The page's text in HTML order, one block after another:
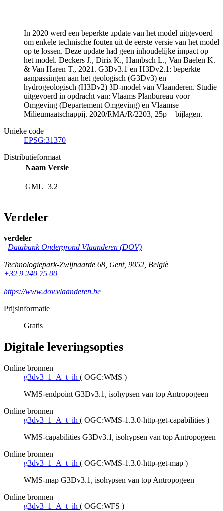
In 2020 werd een beperkte update van het model uitgevoerd
om enkele technische fouten uit de eerste versie van het model
op te lossen. Deze update had geen inhoudelijke impact op
het model. Deckers J., Dirix K., Hambsch L., Van Baelen K.
& Van Haren T., 2021. G3Dv3.1 en H3Dv2.1: beperkte
aanpassingen aan het geologisch (G3Dv3) en
hydrogeologisch (H3Dv2) 3D-model van Vlaanderen. Studie
uitgevoerd in opdracht van: Vlaams Planbureau voor
Omgeving (Departement Omgeving) en Vlaamse
Milieumaatschappij. 2020/RMA/R/2203, 25p + bijlagen.
Unieke code
EPSG:31370
Distributieformaat
Naam Versie
GML 3.2
Verdeler
verdeler
Databank Ondergrond Vlaanderen (DOV)
Technologiepark-Zwijnaarde 68, Gent, 9052, België
+32 9 240 75 00
https://www.dov.vlaanderen.be
Prijsinformatie
Gratis
Digitale leveringsopties
Online bronnen
g3dv3_1_A_t_ih ( OGC:WMS )
WMS-endpoint G3Dv3.1, isohypsen van top Antropogeen
Online bronnen
g3dv3_1_A_t_ih ( OGC:WMS-1.3.0-http-get-capabilities )
WMS-capabilities G3Dv3.1, isohypsen van top Antropogeen
Online bronnen
g3dv3_1_A_t_ih ( OGC:WMS-1.3.0-http-get-map )
WMS-map G3Dv3.1, isohypsen van top Antropogeen
Online bronnen
g3dv3_1_A_t_ih ( OGC:WFS )